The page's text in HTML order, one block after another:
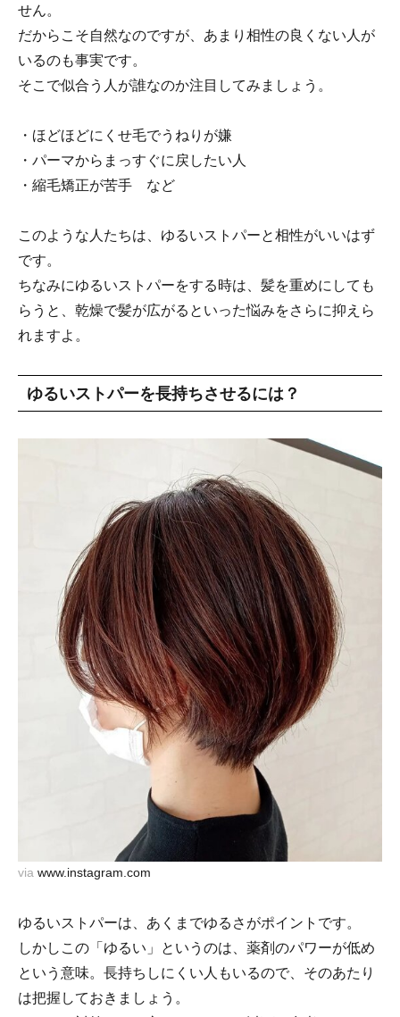
せん。
だからこそ自然なのですが、あまり相性の良くない人が
いるのも事実です。
そこで似合う人が誰なのか注目してみましょう。
・ほどほどにくせ毛でうねりが嫌
・パーマからまっすぐに戻したい人
・縮毛矯正が苦手 など
このような人たちは、ゆるいストパーと相性がいいはず
です。
ちなみにゆるいストパーをする時は、髪を重めにしても
らうと、乾燥で髪が広がるといった悩みをさらに抑えら
れますよ。
ゆるいストパーを長持ちさせるには？
via www.instagram.com
ゆるいストパーは、あくまでゆるさがポイントです。
しかしこの「ゆるい」というのは、薬剤のパワーが低め
という意味。長持ちしにくい人もいるので、そのあたり
は把握しておきましょう。